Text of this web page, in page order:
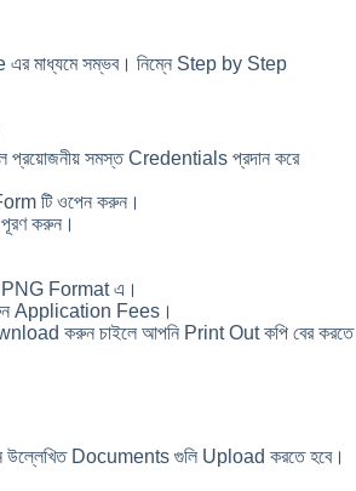
মাধ্যমে সম্ভব। নিম্নে Step by Step
প্রয়োজনীয় সমস্ত Credentials প্রদান করে
টি ওপেন করুন।
করুন।
Format এ।
Application Fees।
করুন চাইলে আপনি Print Out কপি বের করতে
উল্লেখিত Documents গুলি Upload করতে হবে।